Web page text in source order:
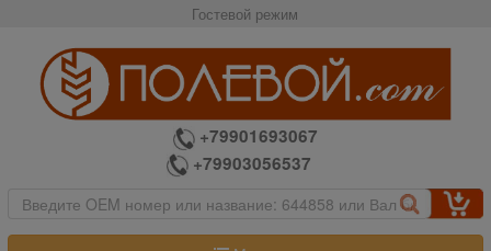
Гостевой режим
+79901693067
+79903056537